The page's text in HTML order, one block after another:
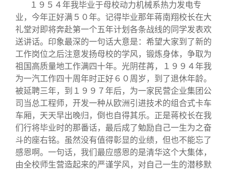
校友讲坛
校友视界
校友服务
终身学习
信息化服务
校友总会
总会简介
关闭
１９５４年我毕业于母校动力机械系热力发电专
业，今年正好满５０年。记得毕业那年蒋南翔校长在大
礼堂对即将奔赴第一个五年计划各条战线的同学发表欢
送讲话。印象最深的一句话大意是：希望大家到了新的
工作岗位之后注意发扬母校的学风，锻炼身体，争取为
祖国高质量地工作满四十年。光阴荏苒，１９９４年我
为一汽工作四十周年时正好６０周岁，到了退休年龄。
被延聘三年，到１９９７年后，为一家民营企业集团公
司当总工程师，开发一种从欧洲引进技术的组合式卡车
车厢，天天早出晚归，倒也自得其乐。正是蒋校长在我
们行将毕业时的那番话，最后成了勉励自己一生为之奋
斗的座右铭。虽然没有值得彰显的业绩，但也不能忘了
感恩啊。一句话，我们最应感恩的是清华这个大集体，
由全校师生营造起来的严谨学风，对自己一生的潜移默